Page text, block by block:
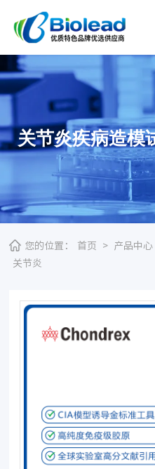
关节炎疾病造模
您的位置： 首页 > 产品中心
关节炎